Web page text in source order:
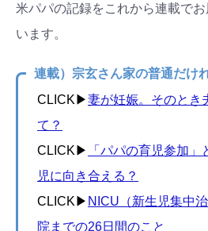
米パパの記録をこれから連載で
います。
連載）宗玄さん家の普通だけ
CLICK▶︎妻が妊娠。そのとき
て？
CLICK▶︎
「パパの育児参加
児に向き合える？
CLICK▶︎ NICU（新生児集中
院までの26日間のこと